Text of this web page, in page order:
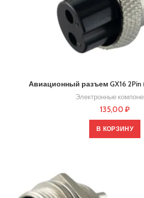
Авиационный разъем GX16 2Pin
Электронные
135,00 ₽
В КОРЗИНУ